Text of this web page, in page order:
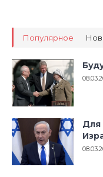
Популярное
Для